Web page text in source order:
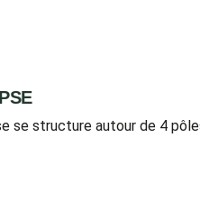
se structure autour de 4